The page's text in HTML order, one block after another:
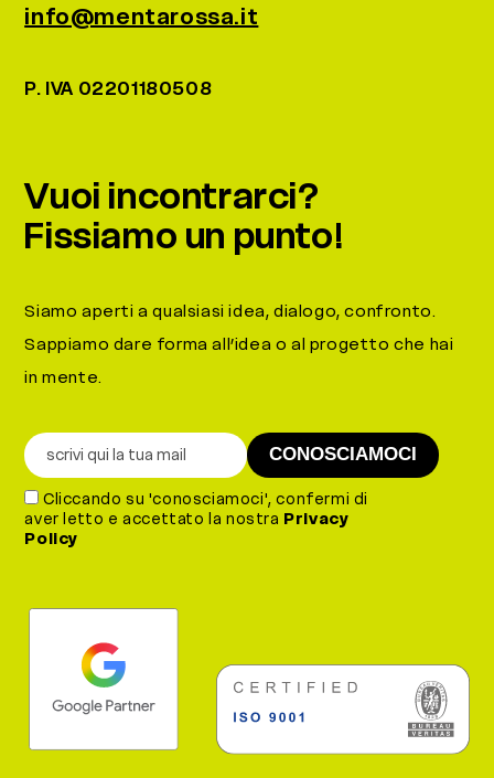
info@mentarossa.it
P. IVA 02201180508
Vuoi incontrarci?
Fissiamo un punto!
Siamo aperti a qualsiasi idea, dialogo, confronto.
Sappiamo dare forma all’idea o al progetto che hai
in mente.
Cliccando su 'conosciamoci', confermi di
aver letto e accettato la nostra Privacy
Policy